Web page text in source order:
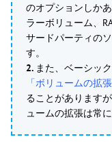
のオプションしか
ラーボリューム、
サードパーティの
す。
2. また、ベーシッ
「ボリュームの拡
ることがあります
ュームの拡張は常に